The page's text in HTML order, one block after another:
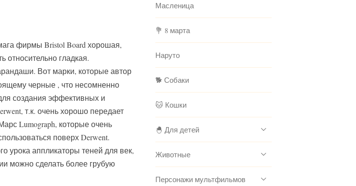
фирмы Bristol Board хорошая,
относительно гладкая.
Вот марки, которые автор
черные , что несомненно
создания эффективных и
т.к. очень хорошо передает
Lumograph, которые очень
поверх Derwent.
урока аппликаторы теней для век,
можно сделать более грубую
Масленица
💐 8 марта
Наруто
🐕 Собаки
🐱 Кошки
🐣 Для детей
Животные
Персонажи мультфильмов